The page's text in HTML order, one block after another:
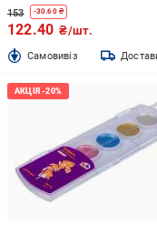
153 -30.60₴
122.40 ₴/шт.
Cамовивіз